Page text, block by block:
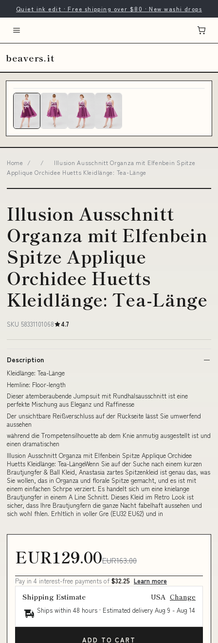
Quiet ink edit · Free shipping over $80 · New washi drops
beavers.it
Home / /
Illusion Ausschnitt Organza mit Elfenbein Spitze
Applique Orchidee Huetts Kleidlänge: Tea-Länge
Illusion Ausschnitt
Organza mit Elfenbein
Spitze Applique
Orchidee Huetts
Kleidlänge: Tea-Länge
SKU 58331101068 4.7
Description
Kleidlänge: Tea-Länge
Hemline: Floor-length
Dieser atemberaubende Jumpsuit mit Rundhalsausschnitt ist eine
perfekte Mischung aus Eleganz und Raffinesse
Der unsichtbare Reißverschluss auf der Rückseite lässt Sie umwerfend
aussehen
während die Trompetensilhouette ab dem Knie anmutig ausgestellt ist und
einen dramatischen
Illusion Ausschnitt Organza mit Elfenbein Spitze Applique Orchidee
Huetts Kleidlänge: Tea-LängeWenn Sie auf der Suche nach einem kurzen
Brautjungfer & Ball Kleid, Anastasia zartes Spitzenkleid ist genau das, was
Sie wollen, das in Organza und florale Spitze gemacht, und es ist mit
einem einfachen Schrpe verziert. Es handelt sich um eine knielange
Brautjungfer in einem A Line Schnitt. Dieses Kleid im Retro Look ist
sicher, dass Ihre Brautjungfern die ganze Nacht fabelhaft aussehen und
sich wohl fhlen. Erhltlich in voller Gre (EU32 EU62) und in
EUR129.00EUR163.00
Pay in 4 interest-free payments of $32.25 Learn more
Shipping Estimate USA Change
Ships within 48 hours · Estimated delivery Aug 9 - Aug 14
ADD TO CART